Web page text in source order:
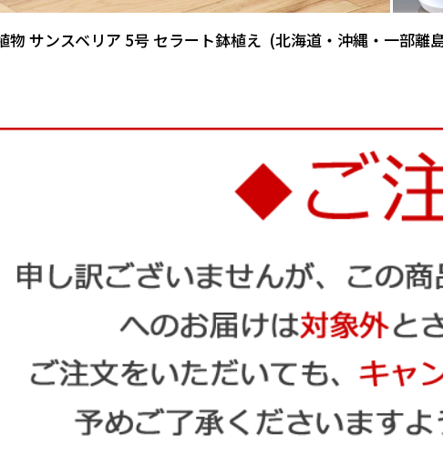
物 サンスベリア 5号 セラート鉢植え (北海道・沖縄・一部離